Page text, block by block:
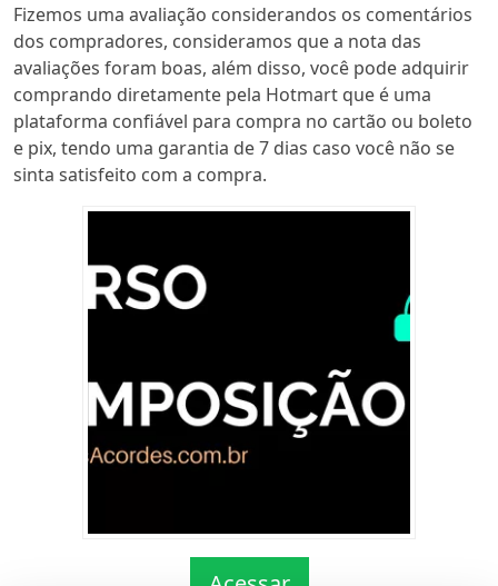
Fizemos uma avaliação considerandos os comentários
dos compradores, consideramos que a nota das
avaliações foram boas, além disso, você pode adquirir
comprando diretamente pela Hotmart que é uma
plataforma confiável para compra no cartão ou boleto
e pix, tendo uma garantia de 7 dias caso você não se
sinta satisfeito com a compra.